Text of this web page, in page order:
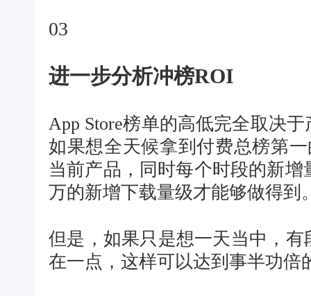
03
进一步分析冲榜ROI
App Store榜单的高低完全取决
如果想全天候拿到付费总榜第
当前产品，同时每个时段的新
万的新增下载量级才能够做得到
但是，如果只是想一天当中，
在一点，这样可以达到事半功倍